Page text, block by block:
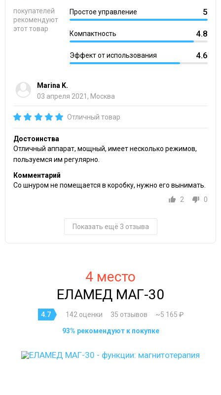
покупателей
рекомендуют
этот товар
Простое управление 5
Компактность 4.8
Эффект от использования 4.6
Marina K.
03 апреля 2021, Москва
Отличный товар
Достоинства
Отличный аппарат, мощный, имеет несколько режимов,
пользуемся им регулярно.
Комментарий
Со шнуром не помещается в коробку, нужно его вынимать.
2
0
Показать ещё 3 отзыва
4 место
ЕЛАМЕД МАГ-30
4.7 142 оценки 35 отзывов ~5 165 ₽
93% рекомендуют к покупке